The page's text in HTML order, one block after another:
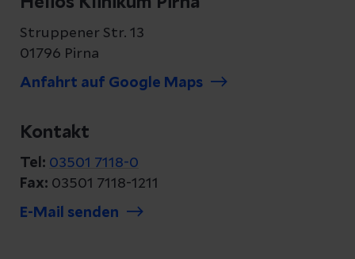
Struppener Str. 13
01796 Pirna
Anfahrt auf Google Maps
Kontakt
Tel: 03501 7118-0
Fax: 03501 7118-1211
E-Mail senden